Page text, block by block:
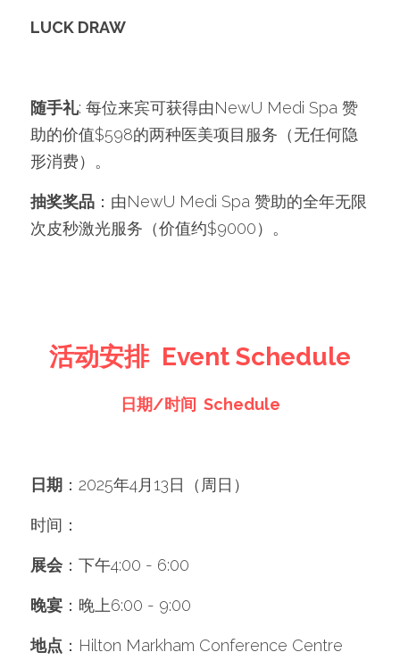
LUCK DRAW
随手礼: 每位来宾可获得由NewU Medi Spa 赞
助的价值$598的两种医美项目服务（无任何隐
形消费）。
抽奖奖品 ：由NewU Medi Spa 赞助的全年无限
次皮秒激光服务（价值约$9000）。
活动安排  Event Schedule
日期/时间  Schedule
日期 ：2025年4月13日（周日）
时间：
展会：下午4:00 - 6:00
晚宴 ：晚上6:00 - 9:00
地点 ：Hilton Markham Conference Centre